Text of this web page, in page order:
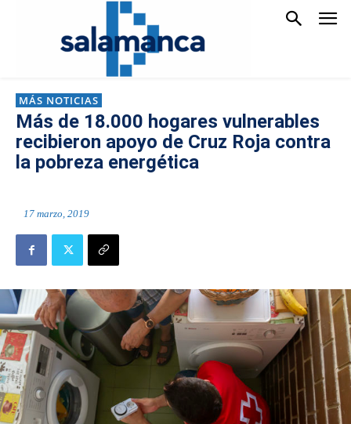
MÁS NOTICIAS
Más de 18.000 hogares vulnerables
recibieron apoyo de Cruz Roja contra
la pobreza energética
17 marzo, 2019